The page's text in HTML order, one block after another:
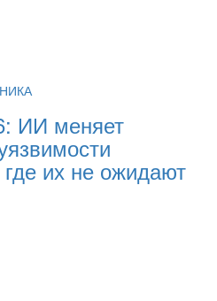
ИИ меняет
их не ожидают